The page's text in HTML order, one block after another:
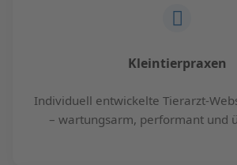
Kleintierpraxen
Individuell entwickelte Tierarzt-
– wartungsarm, performant und